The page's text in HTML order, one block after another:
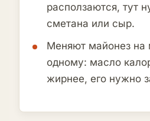
расползаются, тут
сметана или сыр.
Меняют майонез на
одному: масло
жирнее, его нужно